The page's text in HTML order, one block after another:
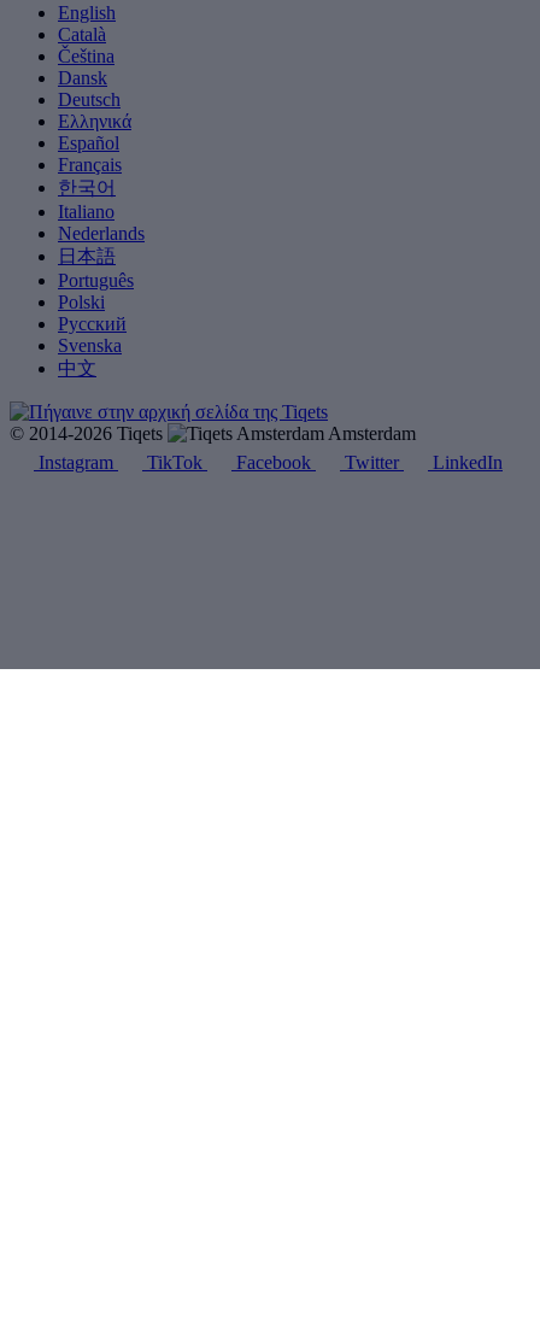
English
Català
Čeština
Dansk
Deutsch
Ελληνικά
Español
Français
한국어
Italiano
Nederlands
日本語
Português
Polski
Русский
Svenska
中文
© 2014-2026 Tiqets
Amsterdam
Instagram
TikTok Facebook Twitter LinkedIn